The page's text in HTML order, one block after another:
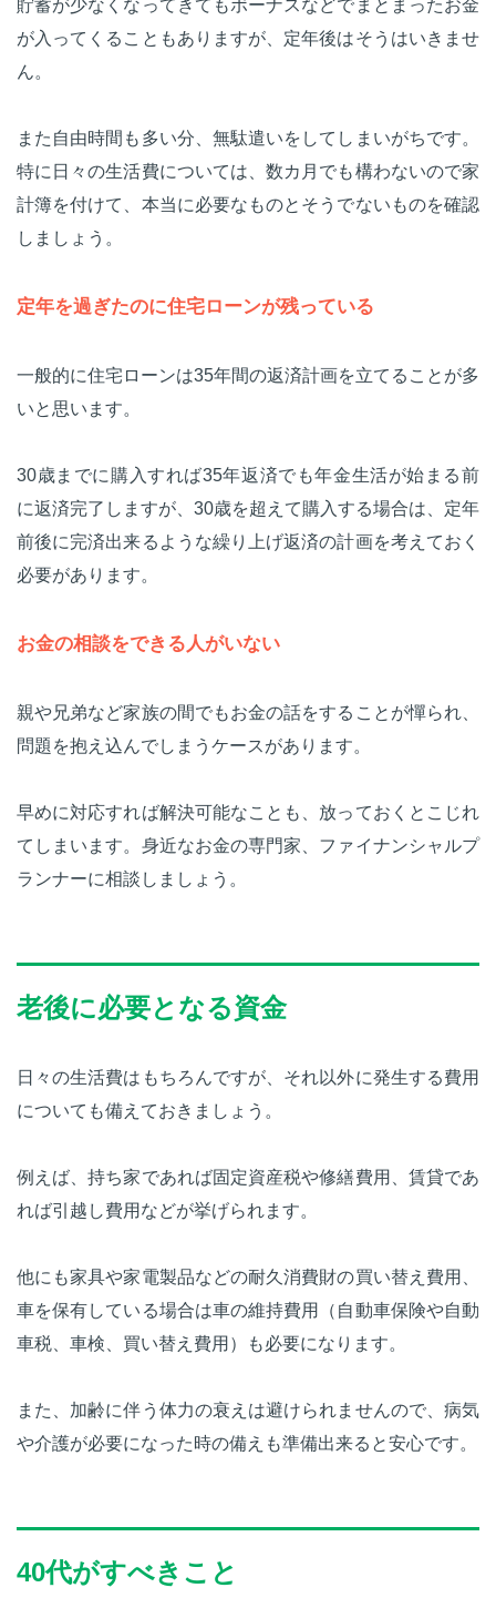
貯蓄が少なくなってきてもボーナスなどでまとまったお金
が入ってくることもありますが、定年後はそうはいきませ
ん。
また自由時間も多い分、無駄遣いをしてしまいがちです。
特に日々の生活費については、数カ月でも構わないので家
計簿を付けて、本当に必要なものとそうでないものを確認
しましょう。
定年を過ぎたのに住宅ローンが残っている
一般的に住宅ローンは35年間の返済計画を立てることが多
いと思います。
30歳までに購入すれば35年返済でも年金生活が始まる前
に返済完了しますが、30歳を超えて購入する場合は、定年
前後に完済出来るような繰り上げ返済の計画を考えておく
必要があります。
お金の相談をできる人がいない
親や兄弟など家族の間でもお金の話をすることが憚られ、
問題を抱え込んでしまうケースがあります。
早めに対応すれば解決可能なことも、放っておくとこじれ
てしまいます。身近なお金の専門家、ファイナンシャルプ
ランナーに相談しましょう。
老後に必要となる資金
日々の生活費はもちろんですが、それ以外に発生する費用
についても備えておきましょう。
例えば、持ち家であれば固定資産税や修繕費用、賃貸であ
れば引越し費用などが挙げられます。
他にも家具や家電製品などの耐久消費財の買い替え費用、
車を保有している場合は車の維持費用（自動車保険や自動
車税、車検、買い替え費用）も必要になります。
また、加齢に伴う体力の衰えは避けられませんので、病気
や介護が必要になった時の備えも準備出来ると安心です。
40代がすべきこと